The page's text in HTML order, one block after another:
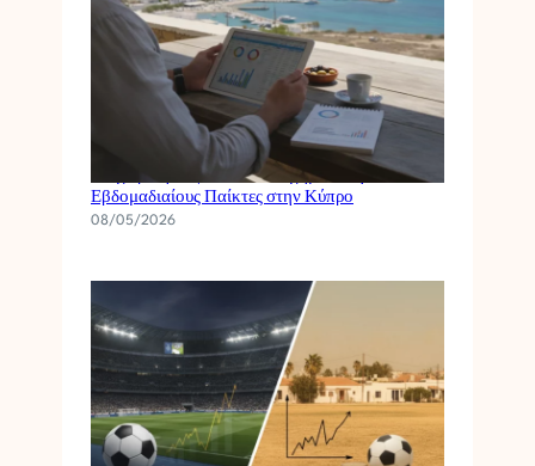
Διαχείριση Κεφαλαίου Στοιχημάτων για
Εβδομαδιαίους Παίκτες στην Κύπρο
08/05/2026